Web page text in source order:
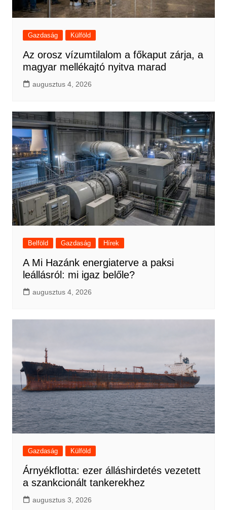
Gazdaság Külföld
Az orosz vízumtilalom a főkaput zárja, a
magyar mellékajtó nyitva marad
augusztus 4, 2026
Belföld Gazdaság Hírek
A Mi Hazánk energiaterve a paksi
leállásról: mi igaz belőle?
augusztus 4, 2026
Gazdaság Külföld
Árnyékflotta: ezer álláshirdetés vezetett
a szankcionált tankerekhez
augusztus 3, 2026